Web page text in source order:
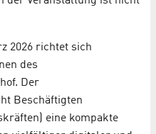
2026 richtet sich
des
Der
Beschäftigten
eine kompakte